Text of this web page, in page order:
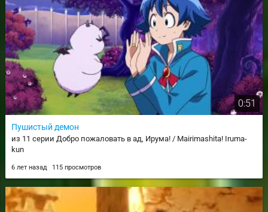
0:51
Пушистый демон
из 11 серии Добро пожаловать в ад, Ирума! / Mairimashita! Iruma-
kun
6 лет назад 115 просмотров